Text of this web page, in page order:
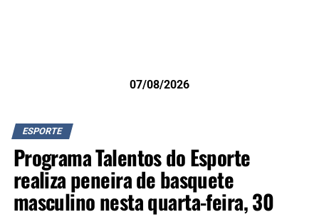
07/08/2026
ESPORTE
Programa Talentos do Esporte
realiza peneira de basquete
masculino nesta quarta-feira, 30